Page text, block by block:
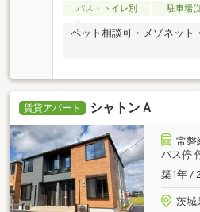
バス・トイレ別
駐車場(
ペット相談可・メゾネット
賃貸アパート シャトンＡ
常磐
バス停
築1年 /
茨城